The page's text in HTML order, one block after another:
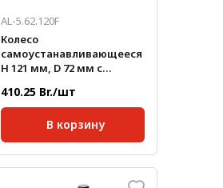
AL-5.62.120F
Колесо
самоустанавливающееся
H 121 мм, D 72 мм с
410.25 Br./шт
В корзину
Масса, кг/шт:
1,75
72